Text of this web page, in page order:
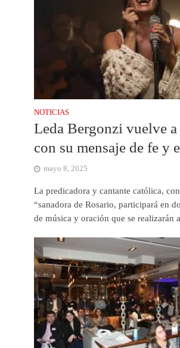
NOTICIAS
Leda Bergonzi vuelve
con su mensaje de fe y
mayo 8, 2025
La predicadora y cantante católica,
“sanadora de Rosario, participará en
de música y oración que se realizarán